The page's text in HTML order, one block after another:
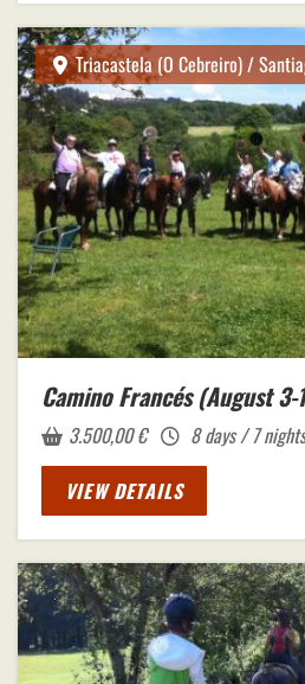
Triacastela (O Cebreiro) /
Camino Francés (August 3-
3.500,00€
8 days / 7 nights
VIEW DETAILS